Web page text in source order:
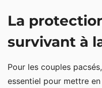
La
survivant à
Pour les couples
essentiel pour mettre